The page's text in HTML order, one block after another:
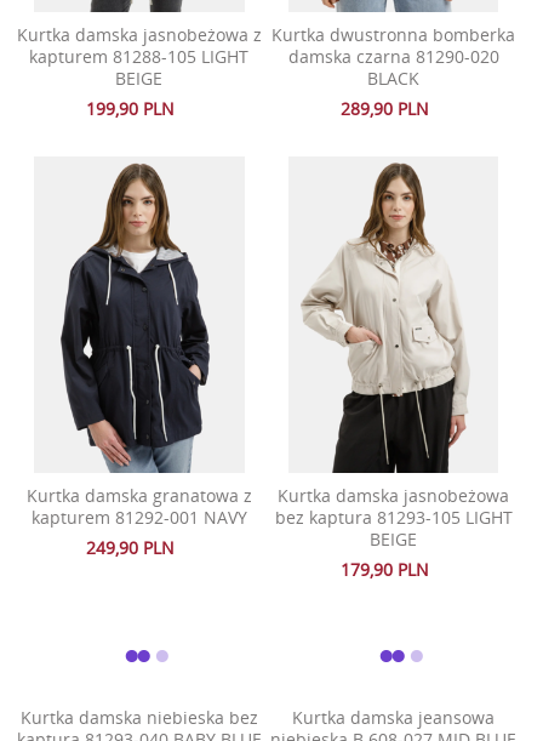
Kurtka damska jasnobeżowa z
kapturem 81288-105 LIGHT
BEIGE
199,90 PLN
Kurtka dwustronna bomberka
damska czarna 81290-020
BLACK
289,90 PLN
Kurtka damska granatowa z
kapturem 81292-001 NAVY
249,90 PLN
Kurtka damska jasnobeżowa
bez kaptura 81293-105 LIGHT
BEIGE
179,90 PLN
Kurtka damska niebieska bez
Kurtka damska jeansowa